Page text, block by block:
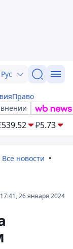
Рус
Право
539.52 ₽5.73
Все новости
17:41, 26 января 2024